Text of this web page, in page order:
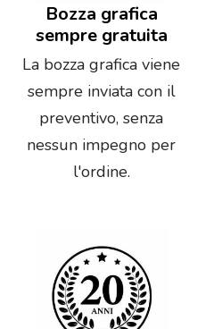
Bozza grafica
sempre gratuita
La bozza grafica viene
sempre inviata con il
preventivo, senza
nessun impegno per
l'ordine.